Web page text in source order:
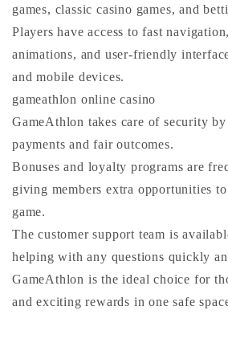
games, classic casino games, and
Players have access to fast
animations, and user-friendly
and mobile devices.
gameathlon online casino
GameAthlon takes care of security
payments and fair outcomes.
Bonuses and loyalty programs are
giving members extra opportunities
game.
The customer support team is
helping with any questions quickly
GameAthlon is the ideal choice for
and exciting rewards in one safe